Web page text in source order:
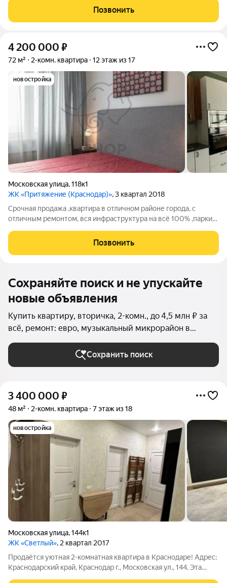
кирпичного дома, благодаря чему из окон открывается вид на
зеленый двор. Общая площадь
Позвонить
4 200 000 ₽
72 м² 2-комн. квартира 12 этаж из 17
новостройка
Московская улица,118к1
ЖК «Притяжение (Краснодар)», 3 квартал 2018
Срочная продажа ,квартира в отличном районе города, с
отличным ремонтом, вся инфраструктура на всё 100% ,парки
Развлекательные центры.ТЦ Красная площадь,ТЦ Галлерея,ТЦ
Центр города и т.д,звоните
Позвонить
Сохраняйте поиск и не упускайте
новые объявления
Купить квартиру, вторичка, 2-комн., до 4,5 млн ₽ за
всё, ремонт: евро, музыкальный микрорайон в
Краснодаре
Сохранить поиск
3 400 000 ₽
48 м² 2-комн. квартира 7 этаж из 18
новостройка
Московская улица,144к1
ЖК «Светлый», 2 квартал 2017
Продаётся уютная 2-комнатная квартира в Краснодаре! Адрес:
Краснодарский край, Краснодар г., Московская ул., 144. Эта